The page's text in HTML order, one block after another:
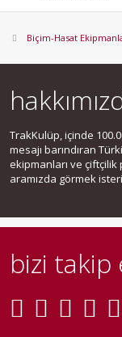
Biçim-Hasat
TrakKulüp, içinde
mesajı barındıran
ekipmanları ve çiftçilik
aramızda görmek
bizi takip